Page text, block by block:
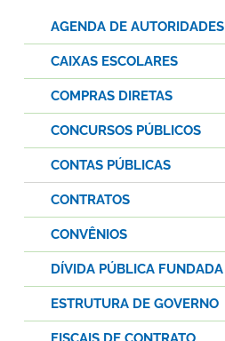
AGENDA DE AUTORIDADES
CAIXAS ESCOLARES
COMPRAS DIRETAS
CONCURSOS PÚBLICOS
CONTAS PÚBLICAS
CONTRATOS
CONVÊNIOS
DÍVIDA PÚBLICA FUNDADA
ESTRUTURA DE GOVERNO